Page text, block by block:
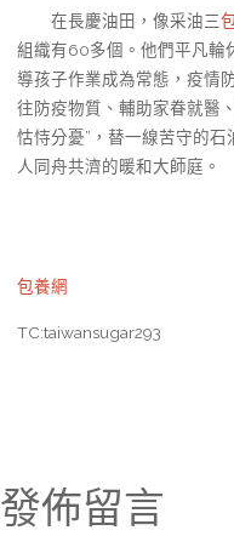
在長慶油田，像采油三
組織有60多個。他們平凡輪
導孩子作業成為常態，疫情
往防疫物質、輔助家眷就醫
怙恃分憂”，替一線苦守的
人同舟共濟的暖和大師庭。
包養網
TC:taiwansugar293
發佈留言